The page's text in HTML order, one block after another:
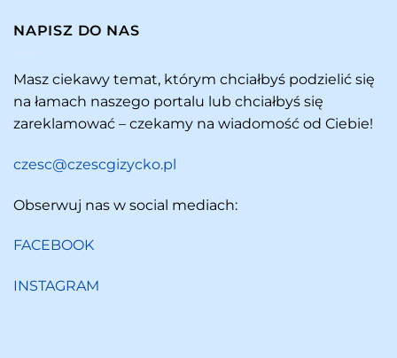
NAPISZ DO NAS
Masz ciekawy temat, którym chciałbyś podzielić się
na łamach naszego portalu lub chciałbyś się
zareklamować – czekamy na wiadomość od Ciebie!
czesc@czescgizycko.pl
Obserwuj nas w social mediach:
FACEBOOK
INSTAGRAM